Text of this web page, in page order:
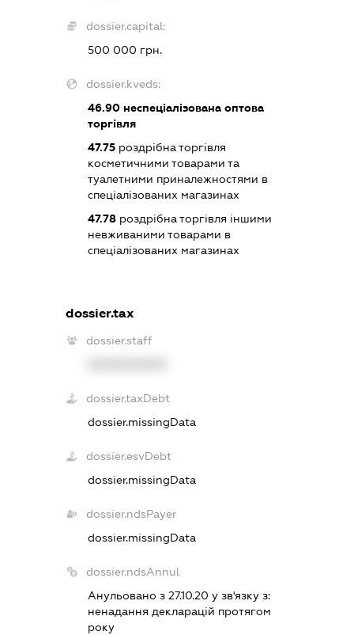
dossier.capital:
500 000 грн.
dossier.kveds:
46.90 неспеціалізована оптова
торгівля
47.75 роздрібна торгівля
косметичними товарами та
туалетними приналежностями в
спеціалізованих магазинах
47.78 роздрібна торгівля іншими
невживаними товарами в
спеціалізованих магазинах
dossier.tax
dossier.staff
dossier.taxDebt
dossier.missingData
dossier.esvDebt
dossier.missingData
dossier.ndsPayer
dossier.missingData
dossier.ndsAnnul
Анульовано з 27.10.20 у зв'язку з:
ненадання декларацiй протягом
року